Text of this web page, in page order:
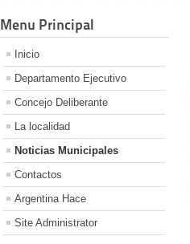
Menu Principal
Inicio
Departamento Ejecutivo
Concejo Deliberante
La localidad
Noticias Municipales
Contactos
Argentina Hace
Site Administrator